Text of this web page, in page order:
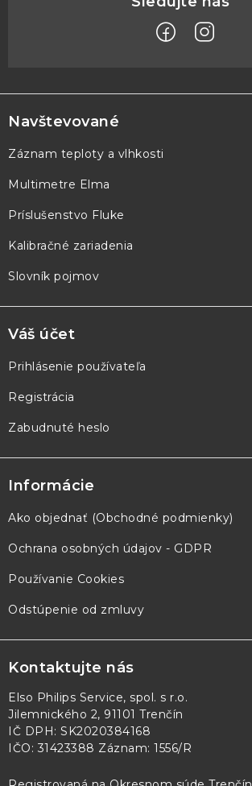
á
p
ä
e
Navštevované
Záznam teploty a vlhkosti
Multimetre Elma
Príslušenstvo Fluke
Kalibračné zariadenia
Slovník pojmov
Váš účet
Prihlásenie používateľa
Registrácia
Zabudnuté heslo
Informácie
Ako objednať (Obchodné podmienky)
Ochrana osobných údajov - GDPR
Používanie Cookies
Odstúpenie od zmluvy
Kontaktujte nás
Elso Philips Service, spol. s r.o.
Jilemnického 2, 91101 Trenčín
IČ DPH: SK2020384168
IČO: 31423388 Záznam: 1556/R